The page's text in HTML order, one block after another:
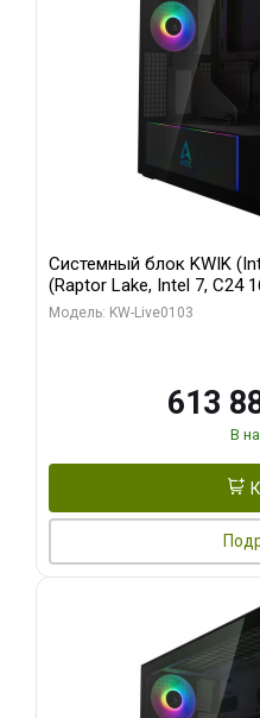
Системный блок KWIK
(Raptor Lake, Intel 7, C24
модуля)/ Afox RTX4090
Модель: KW-Live0103
613
В